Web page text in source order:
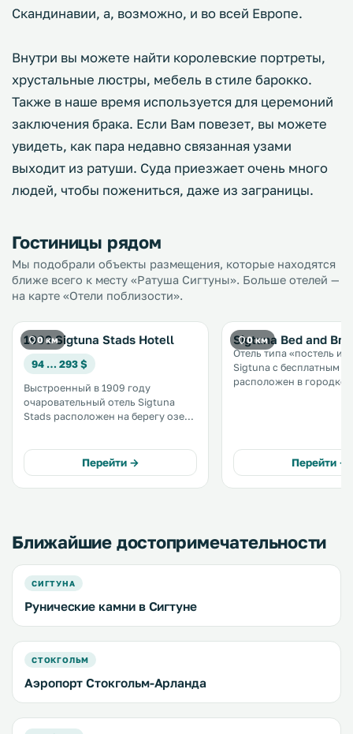
Скандинавии, а, возможно, и во всей Европе.
Внутри вы можете найти королевские портреты,
хрустальные люстры, мебель в стиле барокко.
Также в наше время используется для церемоний
заключения брака. Если Вам повезет, вы можете
увидеть, как пара недавно связанная узами
выходит из ратуши. Суда приезжает очень много
людей, чтобы пожениться, даже из заграницы.
Гостиницы рядом
Мы подобрали объекты размещения, которые находятся
ближе всего к месту «Ратуша Сигтуны». Больше отелей —
на карте «Отели поблизости».
0 км
1909 Sigtuna Stads Hotell
94 … 293 $
Выстроенный в 1909 году
очаровательный отель Sigtuna
Stads расположен на берегу озера
история восходит к
средневековью. .
Перейти →
0 км
Sigtuna Bed and
Отель типа «постель и
Sigtuna с бесплатным
расположен в городке
взять напрокат
Перейти →
Ближайшие достопримечательности
СИГТУНА
Рунические камни в Сигтуне
СТОКГОЛЬМ
Аэропорт Стокгольм-Арланда